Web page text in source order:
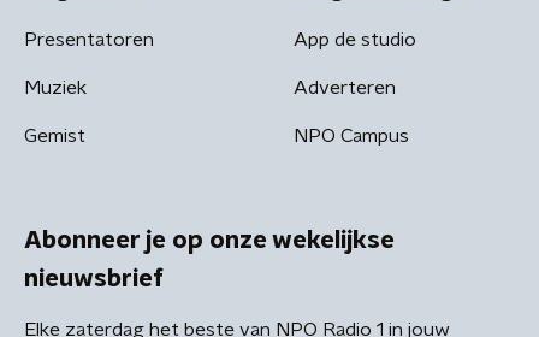
Presentatoren
Muziek
Gemist
App de studio
Adverteren
NPO Campus
Abonneer je op onze wekelijkse
nieuwsbrief
Elke zaterdag het beste van NPO Radio 1 in jouw